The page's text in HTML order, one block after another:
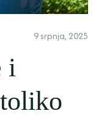
9 srpnja, 2025
i